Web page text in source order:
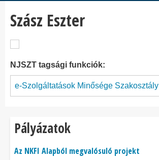
Szász Eszter
NJSZT tagsági funkciók:
e-Szolgáltatások Minősége Szakosztály
Pályázatok
Az NKFI Alapból megvalósuló projekt